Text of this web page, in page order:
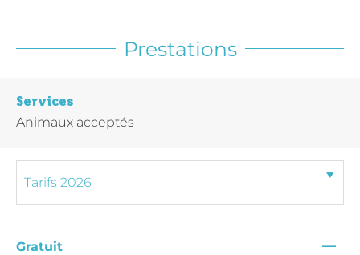
Prestations
Services
Animaux acceptés
Gratuit —